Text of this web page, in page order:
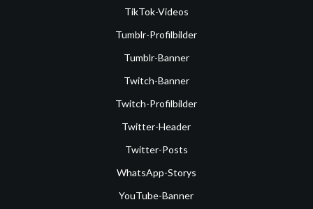
TikTok-Videos
Tumblr-Profilbilder
Tumblr-Banner
Twitch-Banner
Twitch-Profilbilder
Twitter-Header
Twitter-Posts
WhatsApp-Storys
YouTube-Banner